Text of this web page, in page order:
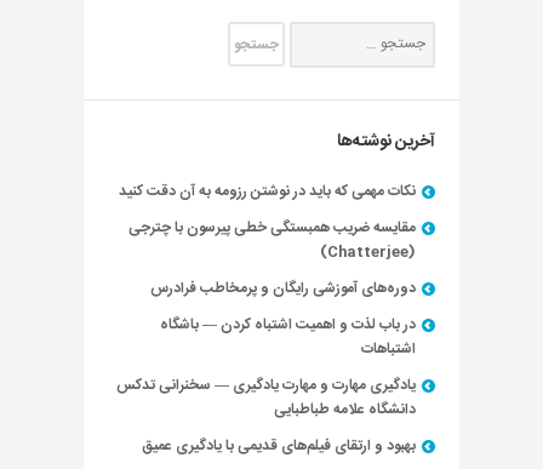
آخرین نوشته‌ها
نکات مهمی که باید در نوشتن رزومه به آن دقت کنید
مقایسه ضریب همبستگی خطی پیرسون با چترجی
(Chatterjee)
دوره‌های آموزشی رایگان و پرمخاطب فرادرس
در باب لذت و اهمیت اشتباه کردن — باشگاه
اشتباهات
یادگیری مهارت و مهارت یادگیری — سخنرانی تدکس
دانشگاه علامه طباطبایی
بهبود و ارتقای فیلم‌های قدیمی با یادگیری عمیق